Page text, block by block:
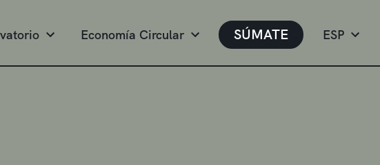
Economía Circular SÚMATE ESP